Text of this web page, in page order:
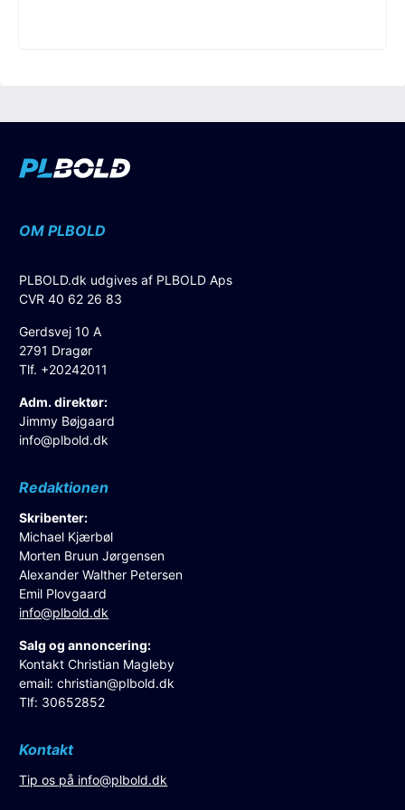
OM PLBOLD
PLBOLD.dk udgives af PLBOLD Aps
CVR 40 62 26 83
Gerdsvej 10 A
2791 Dragør
Tlf. +20242011
Adm. direktør:
Jimmy Bøjgaard
info@plbold.dk
Redaktionen
Skribenter:
Michael Kjærbøl
Morten Bruun Jørgensen
Alexander Walther Petersen
Emil Plovgaard
info@plbold.dk
Salg og annoncering:
Kontakt Christian Magleby
email:christian@plbold.dk
Tlf: 30652852
Kontakt
Tip os på info@plbold.dk